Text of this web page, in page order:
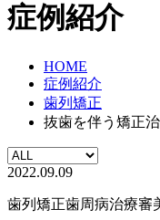
症例紹介
HOME
症例紹介
歯列矯正
抜歯を伴う矯正治
2022.09.09
歯列矯正歯周病治療審